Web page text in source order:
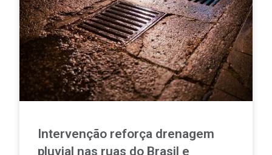
Intervenção reforça drenagem
pluvial nas ruas do Brasil e